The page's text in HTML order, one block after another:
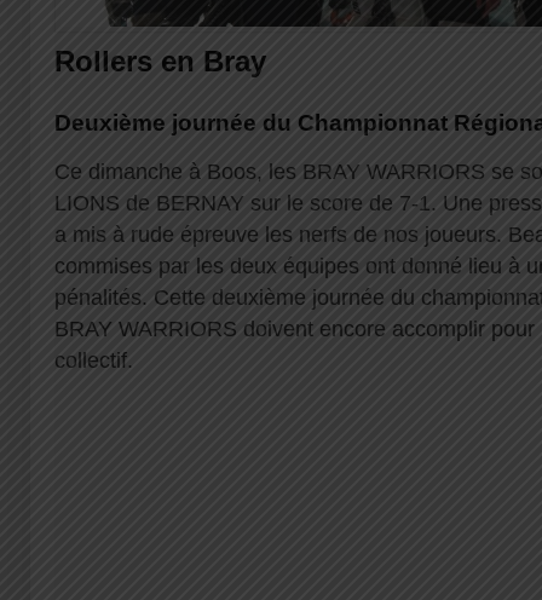
Rollers en Bray
Deuxième journée du Championnat
Ce dimanche à Boos, les BRAY WARRIORS se
LIONS de BERNAY sur le score de 7-1. Une
a mis à rude épreuve les nerfs de nos joueurs.
commises par les deux équipes ont donné lieu à
pénalités. Cette deuxième journée du
BRAY WARRIORS doivent encore accomplir
collectif.